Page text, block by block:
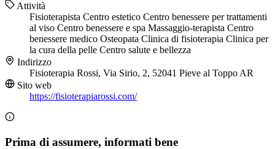
Attività
Fisioterapista Centro estetico Centro benessere per trattamenti
al viso Centro benessere e spa Massaggio-terapista Centro
benessere medico Osteopata Clinica di fisioterapia Clinica per
la cura della pelle Centro salute e bellezza
Indirizzo
Fisioterapia Rossi, Via Sirio, 2, 52041 Pieve al Toppo AR
Sito web
https://fisioterapiarossi.com/
Prima di assumere, informati bene